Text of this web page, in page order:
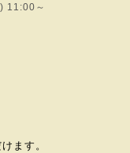
11:00～
ます。